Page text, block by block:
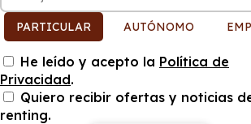
PARTICULAR AUTÓNOMO
He leído y acepto la Política de
Privacidad.
Quiero recibir ofertas y noticias
renting.